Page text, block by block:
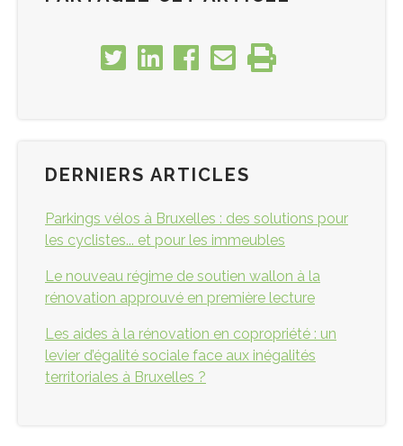
DERNIERS ARTICLES
Parkings vélos à Bruxelles : des solutions pour
les cyclistes... et pour les immeubles
Le nouveau régime de soutien wallon à la
rénovation approuvé en première lecture
Les aides à la rénovation en copropriété : un
levier d’égalité sociale face aux inégalités
territoriales à Bruxelles ?